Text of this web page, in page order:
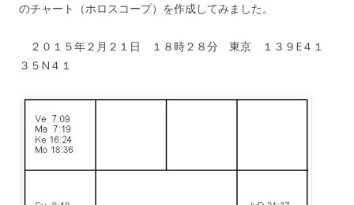
のチャート（ホロスコープ）を作成してみました。
２０１５年２月２１日 １８時２８分 東京 １３９E４１
３５N４１